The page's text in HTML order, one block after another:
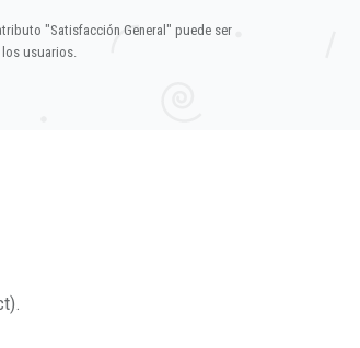
"Satisfacción General" puede ser
usuarios.